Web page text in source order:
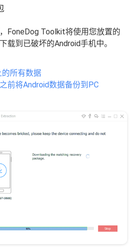
FoneDog Toolkit将使用您放置的
载到已破坏的Android手机中。
所有数据
前将Android数据备份到PC